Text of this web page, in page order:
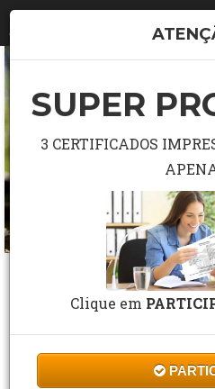
CURSO GRÁTIS DE
DIREITO E
5 Estrelas de
CF Cursos
SUPER
3 CERTIFICADOS
Clique em